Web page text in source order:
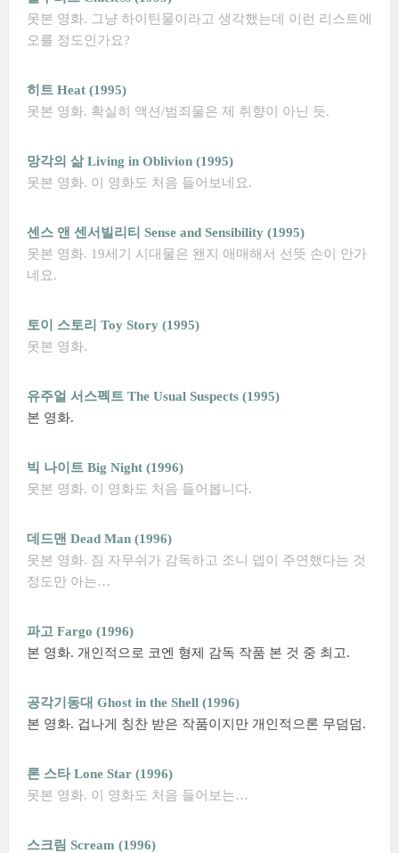
못본 영화. 그냥 하이틴물이라고 생각했는데 이런 리스트에
오를 정도인가요?
히트 Heat (1995)
못본 영화. 확실히 액션/범죄물은 제 취향이 아닌 듯.
망각의 삶 Living in Oblivion (1995)
못본 영화. 이 영화도 처음 들어보네요.
센스 앤 센서빌리티 Sense and Sensibility (1995)
못본 영화. 19세기 시대물은 왠지 애매해서 선뜻 손이 안가
네요.
토이 스토리 Toy Story (1995)
못본 영화.
유주얼 서스펙트 The Usual Suspects (1995)
본 영화.
빅 나이트 Big Night (1996)
못본 영화. 이 영화도 처음 들어봅니다.
데드맨 Dead Man (1996)
못본 영화. 짐 자무쉬가 감독하고 조니 뎁이 주연했다는 것
정도만 아는…
파고 Fargo (1996)
본 영화. 개인적으로 코엔 형제 감독 작품 본 것 중 최고.
공각기동대 Ghost in the Shell (1996)
본 영화. 겁나게 칭찬 받은 작품이지만 개인적으론 무덤덤.
론 스타 Lone Star (1996)
못본 영화. 이 영화도 처음 들어보는…
스크림 Scream (1996)